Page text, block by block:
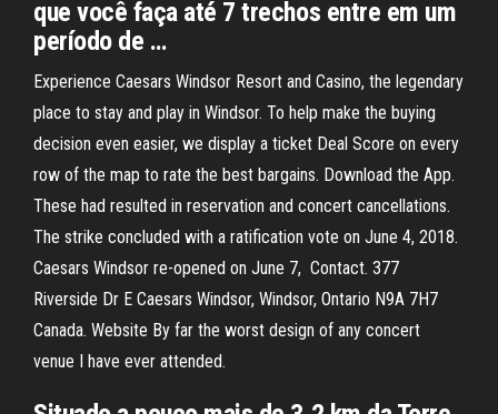
que você faça até 7 trechos entre em um
período de …
Experience Caesars Windsor Resort and Casino, the legendary
place to stay and play in Windsor. To help make the buying
decision even easier, we display a ticket Deal Score on every
row of the map to rate the best bargains. Download the App.
These had resulted in reservation and concert cancellations.
The strike concluded with a ratification vote on June 4, 2018.
Caesars Windsor re-opened on June 7, Contact. 377
Riverside Dr E Caesars Windsor, Windsor, Ontario N9A 7H7
Canada. Website By far the worst design of any concert
venue I have ever attended.